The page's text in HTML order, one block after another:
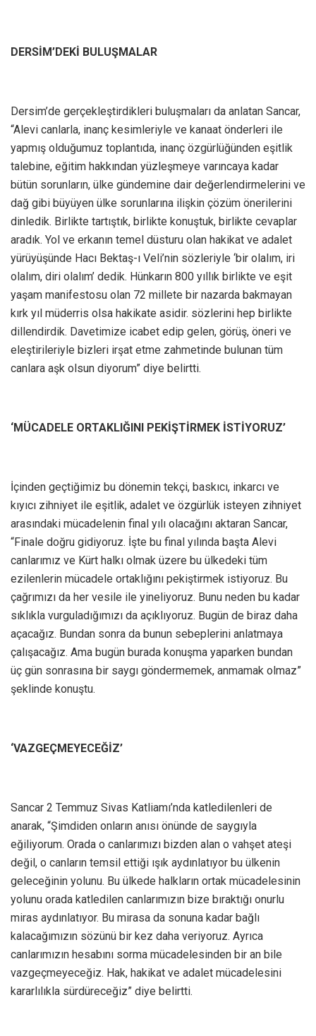
DERSİM’DEKİ BULUŞMALAR
Dersim’de gerçekleştirdikleri buluşmaları da anlatan Sancar,
“Alevi canlarla, inanç kesimleriyle ve kanaat önderleri ile
yapmış olduğumuz toplantıda, inanç özgürlüğünden eşitlik
talebine, eğitim hakkından yüzleşmeye varıncaya kadar
bütün sorunların, ülke gündemine dair değerlendirmelerini ve
dağ gibi büyüyen ülke sorunlarına ilişkin çözüm önerilerini
dinledik. Birlikte tartıştık, birlikte konuştuk, birlikte cevaplar
aradık. Yol ve erkanın temel düsturu olan hakikat ve adalet
yürüyüşünde Hacı Bektaş-ı Veli’nin sözleriyle ‘bir olalım, iri
olalım, diri olalım’ dedik. Hünkarın 800 yıllık birlikte ve eşit
yaşam manifestosu olan 72 millete bir nazarda bakmayan
kırk yıl müderris olsa hakikate asidir. sözlerini hep birlikte
dillendirdik. Davetimize icabet edip gelen, görüş, öneri ve
eleştirileriyle bizleri irşat etme zahmetinde bulunan tüm
canlara aşk olsun diyorum” diye belirtti.
‘MÜCADELE ORTAKLIĞINI PEKİŞTİRMEK İSTİYORUZ’
İçinden geçtiğimiz bu dönemin tekçi, baskıcı, inkarcı ve
kıyıcı zihniyet ile eşitlik, adalet ve özgürlük isteyen zihniyet
arasındaki mücadelenin final yılı olacağını aktaran Sancar,
“Finale doğru gidiyoruz. İşte bu final yılında başta Alevi
canlarımız ve Kürt halkı olmak üzere bu ülkedeki tüm
ezilenlerin mücadele ortaklığını pekiştirmek istiyoruz. Bu
çağrımızı da her vesile ile yineliyoruz. Bunu neden bu kadar
sıklıkla vurguladığımızı da açıklıyoruz. Bugün de biraz daha
açacağız. Bundan sonra da bunun sebeplerini anlatmaya
çalışacağız. Ama bugün burada konuşma yaparken bundan
üç gün sonrasına bir saygı göndermemek, anmamak olmaz”
şeklinde konuştu.
‘VAZGEÇMEYECEĞİZ’
Sancar 2 Temmuz Sivas Katliamı’nda katledilenleri de
anarak, “Şimdiden onların anısı önünde de saygıyla
eğiliyorum. Orada o canlarımızı bizden alan o vahşet ateşi
değil, o canların temsil ettiği ışık aydınlatıyor bu ülkenin
geleceğinin yolunu. Bu ülkede halkların ortak mücadelesinin
yolunu orada katledilen canlarımızın bize bıraktığı onurlu
miras aydınlatıyor. Bu mirasa da sonuna kadar bağlı
kalacağımızın sözünü bir kez daha veriyoruz. Ayrıca
canlarımızın hesabını sorma mücadelesinden bir an bile
vazgeçmeyeceğiz. Hak, hakikat ve adalet mücadelesini
kararlılıkla sürdüreceğiz” diye belirtti.